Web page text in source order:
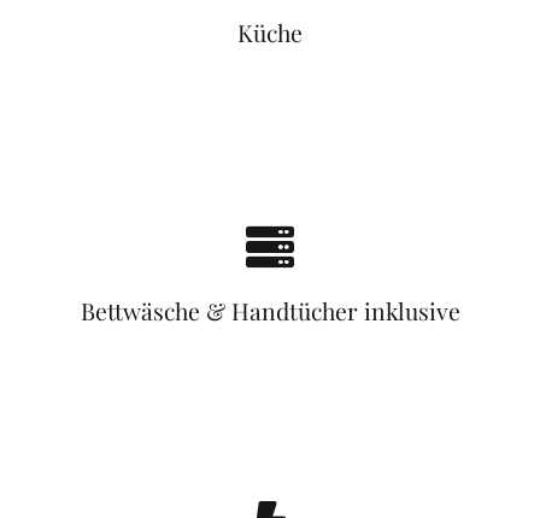
Küche
Bettwäsche & Handtücher inklusive